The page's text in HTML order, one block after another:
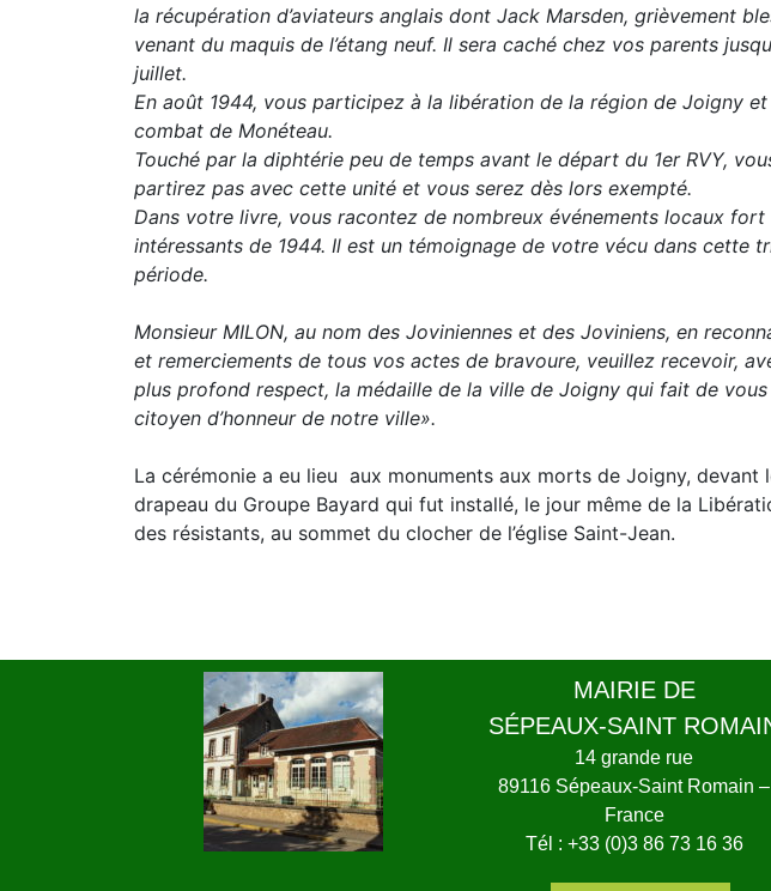
la récupération d’aviateurs anglais dont Jack Marsden, grièvement
venant du maquis de l’étang neuf. Il sera caché chez vos parents
juillet.
En août 1944, vous participez à la libération de la région de Joigny et
combat de Monéteau.
Touché par la diphtérie peu de temps avant le départ du 1er RVY,
partirez pas avec cette unité et vous serez dès lors exempté.
Dans votre livre, vous racontez de nombreux événements locaux fort
intéressants de 1944. Il est un témoignage de votre vécu dans cette
période.
Monsieur MILON, au nom des Joviniennes et des Joviniens, en
et remerciements de tous vos actes de bravoure, veuillez recevoir,
plus profond respect, la médaille de la ville de Joigny qui fait de vous
citoyen d’honneur de notre ville».
La cérémonie a eu lieu aux monuments aux morts de Joigny, devant
drapeau du Groupe Bayard qui fut installé, le jour même de la
des résistants, au sommet du clocher de l’église Saint-Jean.
MAIRIE DE
SÉPEAUX-SAINT
14 grande rue
89116 Sépeaux-Saint Romain –
France
Tél : +33 (0)3 86 73 16 36